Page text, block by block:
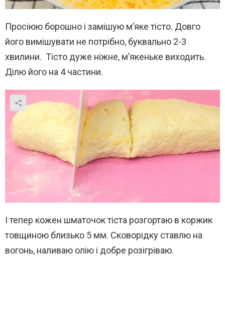
Просіюю борошно і замішую м’яке тісто. Довго
його вимішувати не потрібно, буквально 2-3
хвилини. Тісто дуже ніжне, м’якеньке виходить.
Ділю його на 4 частини.
І тепер кожен шматочок тіста розгортаю в коржик
товщиною близько 5 мм. Сковорідку ставлю на
вогонь, наливаю олію і добре розігріваю.